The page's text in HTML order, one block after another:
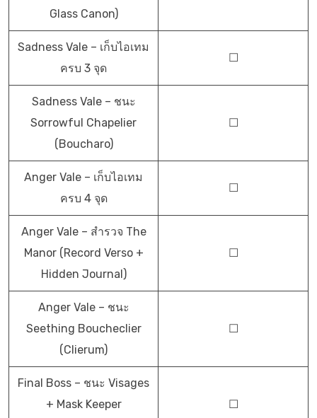
Glass Canon)
Sadness Vale – เก็บไอเทม
ครบ 3 จุด
☐
Sadness Vale – ชนะ
Sorrowful Chapelier
(Boucharo)
☐
Anger Vale – เก็บไอเทม
ครบ 4 จุด
☐
Anger Vale – สำรวจ The
Manor (Record Verso +
Hidden Journal)
☐
Anger Vale – ชนะ
Seething Boucheclier
(Clierum)
☐
Final Boss – ชนะ Visages
+ Mask Keeper
☐